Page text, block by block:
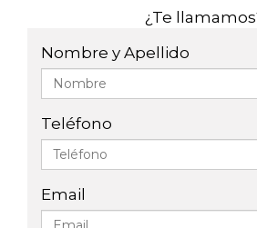
¿Te
Nombre y Apellido
Teléfono
Email